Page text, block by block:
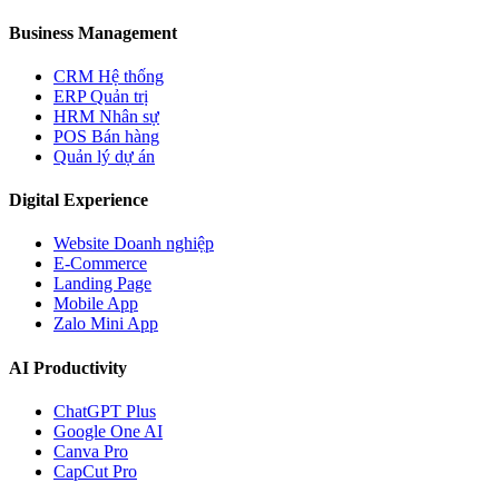
Business Management
CRM Hệ thống
ERP Quản trị
HRM Nhân sự
POS Bán hàng
Quản lý dự án
Digital Experience
Website Doanh nghiệp
E-Commerce
Landing Page
Mobile App
Zalo Mini App
AI Productivity
ChatGPT Plus
Google One AI
Canva Pro
CapCut Pro